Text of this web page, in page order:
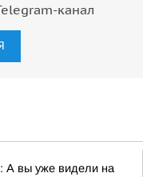
канал
А вы уже видели на